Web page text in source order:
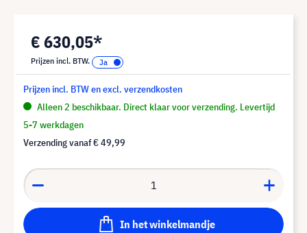
€ 630,05*
Prijzen incl. BTW.
Prijzen incl. BTW en excl. verzendkosten
Alleen 2 beschikbaar. Direct klaar voor verzending. Levertijd
5-7 werkdagen
Verzending vanaf€ 49,99
In het winkelmandje